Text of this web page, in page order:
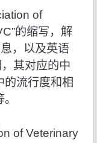
of
的缩写，解
，以及英语
其对应的中
的流行度和相
of Veterinary